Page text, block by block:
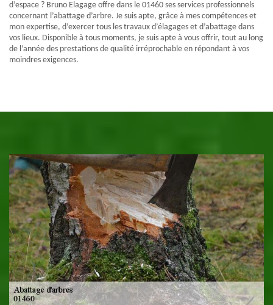
d’espace ? Bruno Elagage offre dans le 01460 ses services professionnels
concernant l’abattage d’arbre. Je suis apte, grâce à mes compétences et
mon expertise, d’exercer tous les travaux d’élagages et d’abattage dans
vos lieux. Disponible à tous moments, je suis apte à vous offrir, tout au long
de l’année des prestations de qualité irréprochable en répondant à vos
moindres exigences.